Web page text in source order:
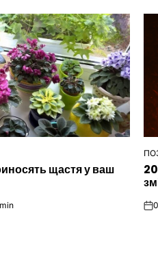
щастя у ваш
У
on